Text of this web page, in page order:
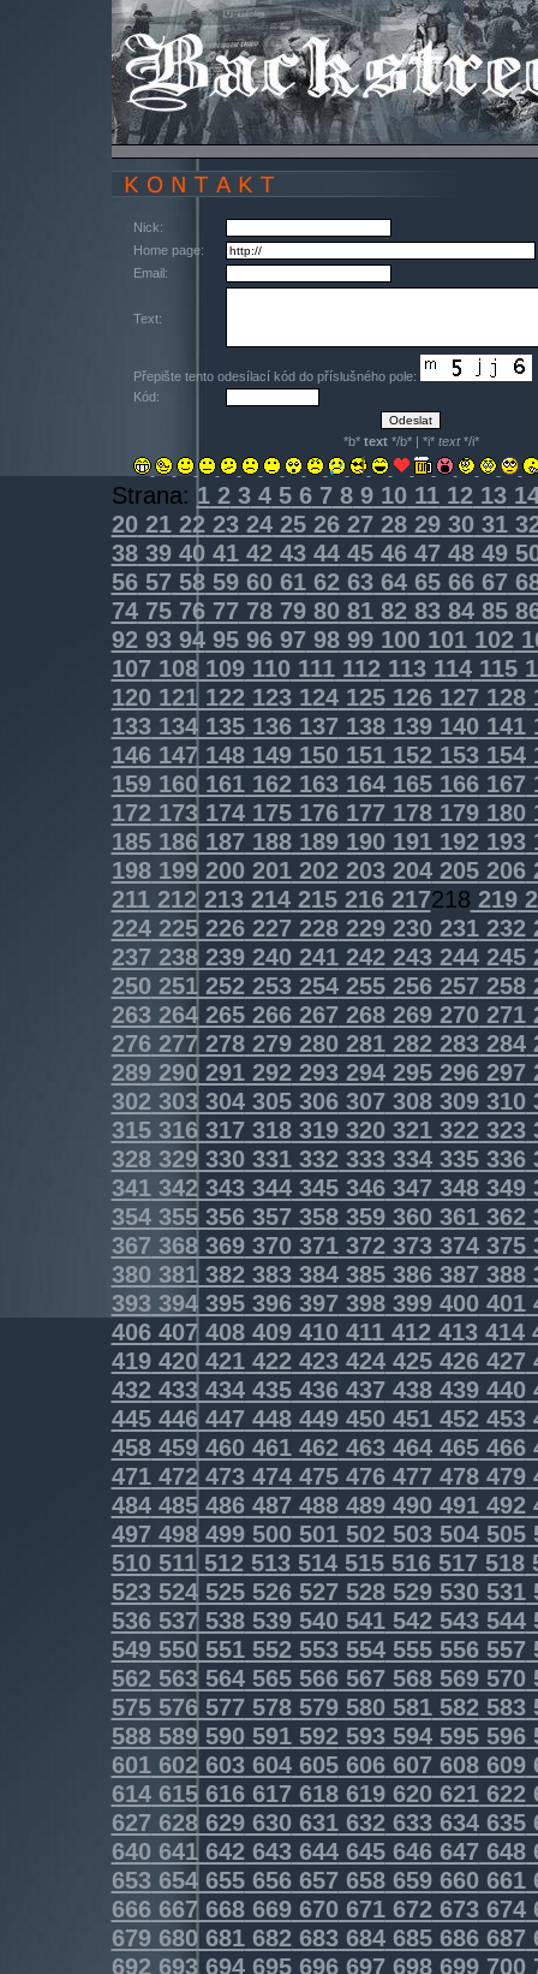
Nick:
Home page:
Email:
Text:
Přepište tento odesílací kód do příslušného pole:
Kód:
*b* text*/b* | *i* text*/i*
Strana: 12345678910111213
202122232425262728293031
383940414243444546474849
565758596061626364656667
747576777879808182838485
9293949596979899100101102
107108 109110111112113114115
120121 122123124125126127128
133134135136137138139140141
146147 148149150151152153154
159160 161162163164165166167
172173 174175176177178179180
185186 187188189190191192193
198199 200201202203204205206
211212213214215216217218 219
224225 226227228229230231232
237 238 239240241242243244245
250251252253254255256257258
263264265266267268269270271
276277 278279280281282283284
289290 291292293294295296297
302303 304305306307308309310
315316 317318319320321322323
328329 330331332333334335336
341342 343344345346347348349
354355 356357358359360361362
367 368 369370371372373374375
380 381382383384385386387388
393394395396397398399400401
406407 408409410411412413414
419420 421422423424425426427
432433 434435436437438439440
445446 447448449450451452453
458459 460461462463464465466
471472 473474475476477478479
484485 486487488489490491492
497498 499500501502503504505
510511512513514515516517518
523524525526527528529530531
536537 538539540541542543544
549550 551552553554555556557
562563 564565566567568569570
575576 577578579580581582583
588589 590591592593594595596
601602 603604605606607608609
614615 616617618619620621622
627 628 629630631632633634635
640641642643644645646647648
653654655656657658659660661
666667 668669670671672673674
679680 681682683684685686687
692693 694695696697698699700